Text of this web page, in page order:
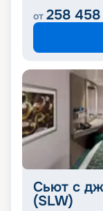
от 258 458
Сьют с
(SLW)